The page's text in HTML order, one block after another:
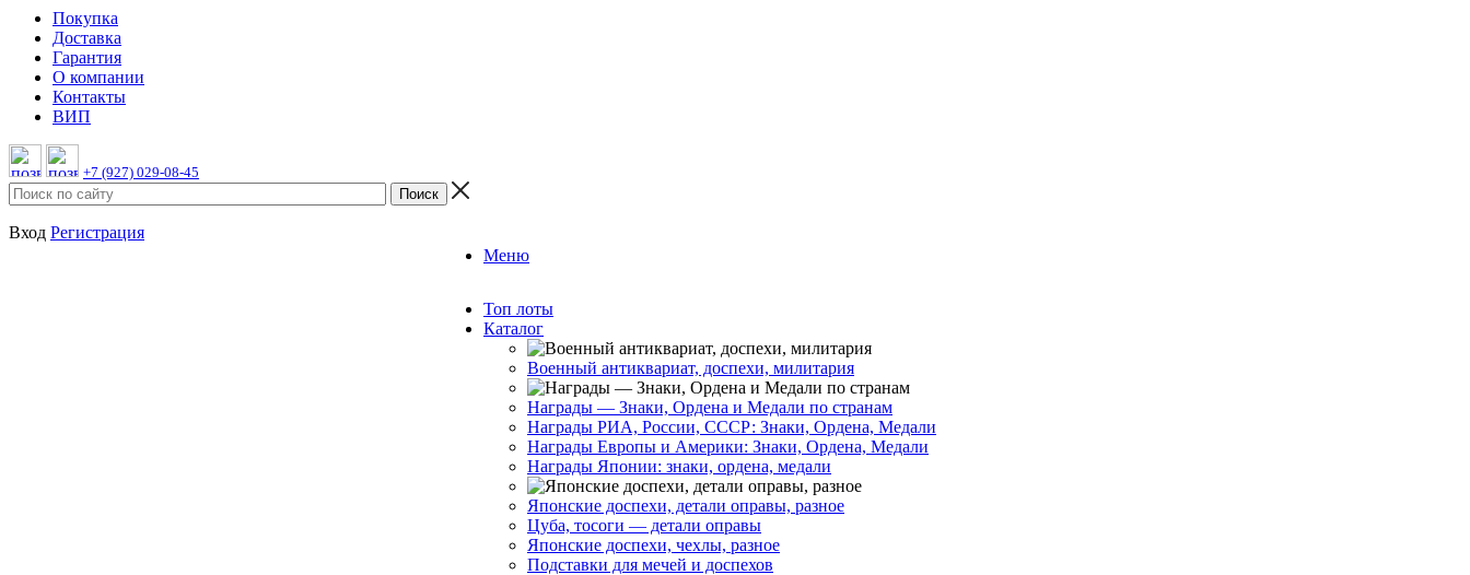
Покупка
Доставка
Гарантия
О компании
Контакты
ВИП
+7 (927) 029-08-45
Вход Регистрация
Меню
Топ лоты
Каталог
Военный антиквариат, доспехи, милитария
Награды — Знаки, Ордена и Медали по странам
Награды РИА, России, СССР: Знаки, Ордена, Медали
Награды Европы и Америки: Знаки, Ордена, Медали
Награды Японии: знаки, ордена, медали
Японские доспехи, детали оправы, разное
Цуба, тосоги — детали оправы
Японские доспехи, чехлы, разное
Подставки для мечей и доспехов